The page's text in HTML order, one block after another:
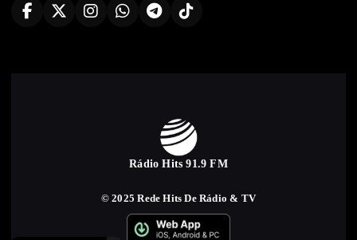
Rádio Hits 91.9 FM
© 2025 Rede Hits De Rádio & TV